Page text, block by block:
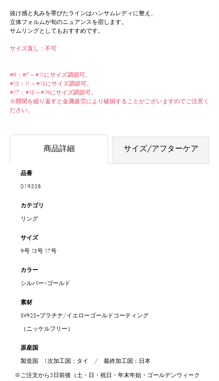
抜け感と丸みを帯びたラインはハンサムレディに整え、
立体フォルムが旬のニュアンスを宿します。
サムリングとしてもおすすめです。
サイズ直し：不可
#9：#7～#11にサイズ調節可。
#13：11～#15にサイズ調節可。
#17：#15～#19にサイズ調節可。
※開閉を繰り返すと金属疲労により破損することがございますのでご注意く
ださい。
商品詳細 サイズ/アフターケア
品番
019338
カテゴリ
リング
サイズ
9号 13号 17号
カラー
シルバー×ゴールド
素材
SV925+プラチナ/イエローゴールドコーティング
（ニッケルフリー）
原産国
製造国 1次加工国：タイ / 最終加工国：日本
※ご注文から3日前後（土・日・祝日・年末年始・ゴールデンウィーク